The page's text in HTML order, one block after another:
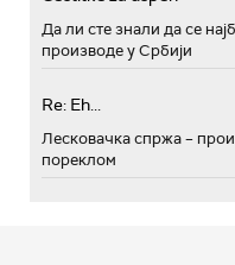
Да ли сте знали да се
производе у Србији
Re: Eh...
Лесковачка спржа –
пореклом